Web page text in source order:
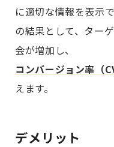
に適切な情報を表示
の結果として、ター
会が増加し、
コンバージョン率（
えます。
デメリット